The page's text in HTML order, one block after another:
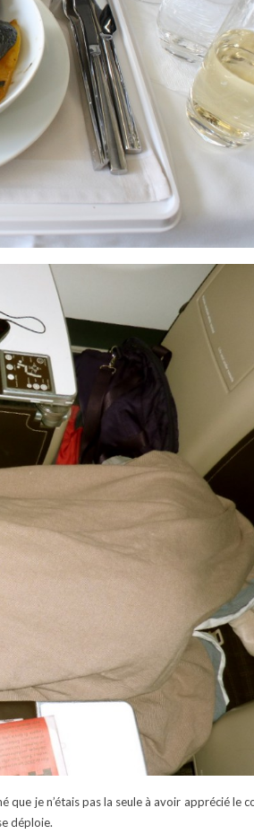
que je n’étais pas la seule à avoir apprécié le
déploie.